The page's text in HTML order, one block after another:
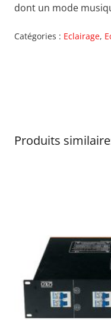
dont un mode
Catégories : Eclairage,
Produits